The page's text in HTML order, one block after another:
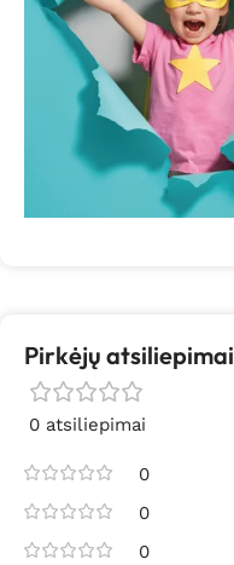
Pirkėjų atsiliepimai
0 atsiliepimai
0
0
0